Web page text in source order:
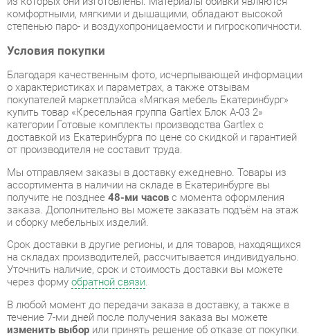
Условия покупки
Благодаря качественным фото, исчерпывающей информации
покупателей маркетплэйса «Мягкая мебель Екатеринбург»
категории Готовые комплекты производства Gartlex с
доставкой из Екатеринбурга по цене со скидкой и гарантией
от производителя не составит труда.
Мы отправляем заказы в доставку ежедневно. Товары из
ассортимента в наличии на складе в Екатеринбурге вы
получите не позднее48-ми часовс момента оформления
и сборку мебельных изделий.
Срок доставки в другие регионы, и для товаров, находящихся
на складах производителей, рассчитывается индивидуально.
Уточнить наличие, срок и стоимость доставки вы можете
через формуобратной связи.
В любой момент до передачи заказа в доставку, а также в
течение 7-ми дней после получения заказа вы можете
изменить выборили принять решение об отказе от покупки.
могут быть повреждены при транспортировке. Если Вы
заметили дефект при приёме - мы заменим поврежденную
деталь.Повторная доставка товара -бесплатна.